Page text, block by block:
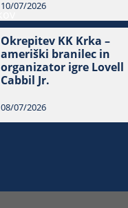
10/07/2026
Okrepitev KK Krka –
ameriški branilec in
organizator igre Lovell
Cabbil Jr.
08/07/2026